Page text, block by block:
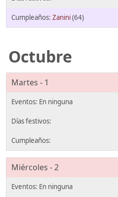
Zanini(64)
Octubre
Martes - 1
Miércoles - 2